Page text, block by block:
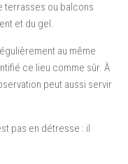
terrasses ou balcons
et du gel.
au même
ce lieu comme sûr. À
peut aussi servir
pas en détresse : il